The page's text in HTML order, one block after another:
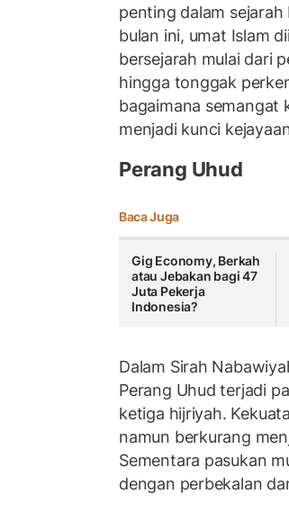
penting dalam
bulan ini, umat Islam
bersejarah mulai dari
hingga tonggak
bagaimana semangat
menjadi kunci
Perang Uhud
Baca Juga
Gig Economy, Berkah
atau Jebakan bagi 47
Juta Pekerja
Indonesia?
Dalam Sirah
Perang Uhud terjadi
ketiga hijriyah.
namun berkurang
Sementara pasukan
dengan perbekalan